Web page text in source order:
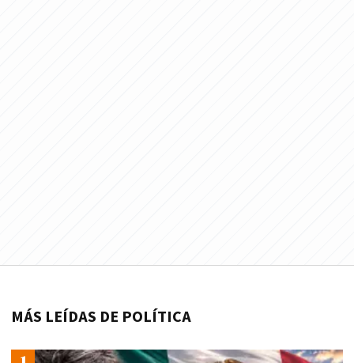
MÁS LEÍDAS DE POLÍTICA